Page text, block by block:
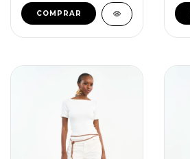
COMPRAR